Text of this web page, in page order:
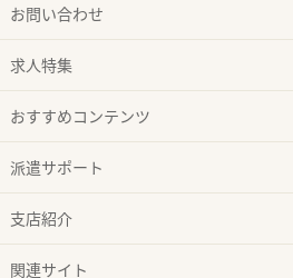
お問い合わせ
求人特集
おすすめコンテンツ
派遣サポート
支店紹介
関連サイト